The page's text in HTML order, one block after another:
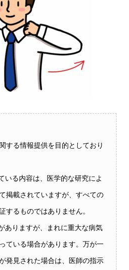
する情報提供を目的としており
いる内容は、医学的な研究によ
掲載されていますが、すべての
するものではありません。
ありますが、まれに重大な病気
ている場合があります。万が一
発見された場合は、医師の指示